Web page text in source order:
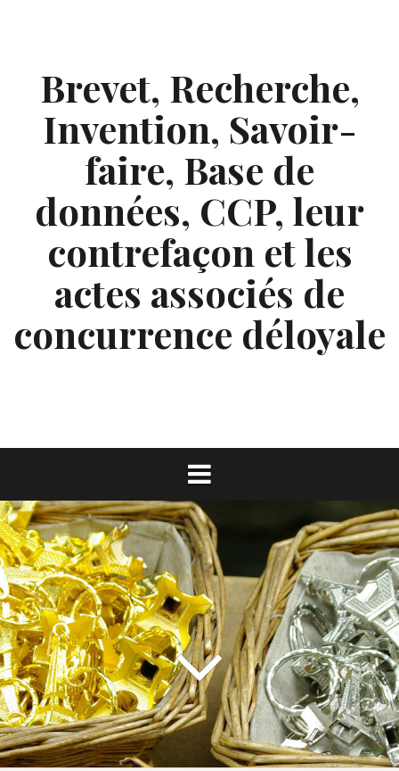
Brevet, Recherche,
Invention, Savoir-
faire, Base de
données, CCP, leur
contrefaçon et les
actes associés de
concurrence déloyale